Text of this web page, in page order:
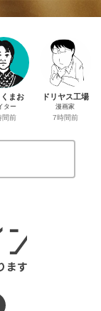
まお
ター
間前
ドリヤス工場
漫画家
7時間前